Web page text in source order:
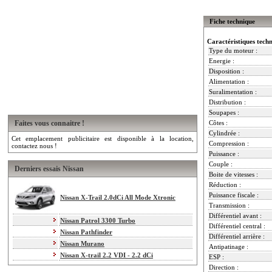
Faites vous connaitre !
Cet emplacement publicitaire est disponible à la location,
contactez nous !
Derniers essais Nissan
Nissan X-Trail 2.0dCi All Mode Xtronic
Nissan Patrol 3300 Turbo
Nissan Pathfinder
Nissan Murano
Nissan X-trail 2.2 VDI - 2.2 dCi
Fiche technique
Caractéristiques
Type du moteur :
Energie :
Disposition :
Alimentation :
Suralimentation :
Distribution :
Soupapes :
Côtes :
Cylindrée :
Compression :
Puissance :
Couple :
Boite de vitesses :
Réduction :
Puissance fiscale :
Transmission :
Différentiel avant :
Différentiel central :
Différentiel arrière :
Antipatinage :
ESP :
Direction :